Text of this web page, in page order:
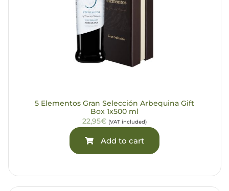
5 Elementos Gran Selección Arbequina Gift
Box 1x500 ml
22,95€ (VAT included)
Add to cart